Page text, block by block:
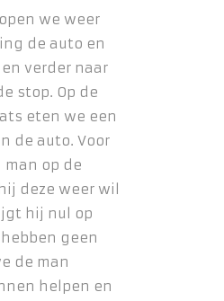
we weer
de auto en
verder naar
stop. Op de
eten we een
de auto. Voor
man op de
deze weer wil
hij nul op
geen
de man
helpen en